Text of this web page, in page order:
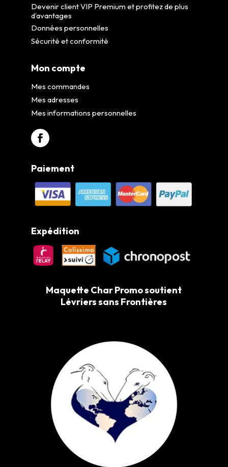
Devenir client VIP Premium et profitez de plus
d’avantages
Données personnelles
Sécurité et conformité
Mon compte
Mes commandes
Mes adresses
Mes informations personnelles
Paiement
Expédition
Maquette Char Promo soutient
Lévriers sans Frontières